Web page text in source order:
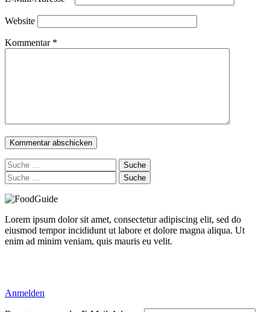
Website
Kommentar *
Suche
nach:
Suche
nach:
Lorem ipsum dolor sit amet, consectetur adipiscing elit, sed do
eiusmod tempor incididunt ut labore et dolore magna aliqua. Ut
enim ad minim veniam, quis mauris eu velit.
Anmelden